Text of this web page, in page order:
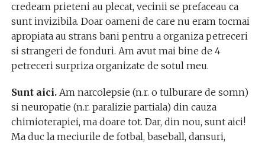
credeam prieteni au plecat, vecinii se prefaceau ca
sunt invizibila. Doar oameni de care nu eram tocmai
apropiata au strans bani pentru a organiza petreceri
si strangeri de fonduri. Am avut mai bine de 4
petreceri surpriza organizate de sotul meu.
Sunt aici.Am narcolepsie (n.r. o tulburare de somn)
si neuropatie (n.r. paralizie partiala) din cauza
chimioterapiei, ma doare tot. Dar, din nou, sunt aici!
Ma duc la meciurile de fotbal, baseball, dansuri,